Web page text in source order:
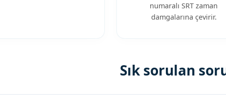
numaralı SRT zaman
damgalarına çevirir.
Sık sorulan